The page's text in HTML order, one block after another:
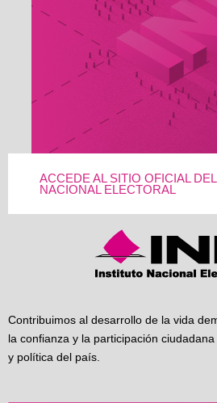
ACCEDE AL SITIO OFICIAL
NACIONAL ELECTORAL
Contribuimos al desarrollo de la vida
la confianza y la participación
y política del país.